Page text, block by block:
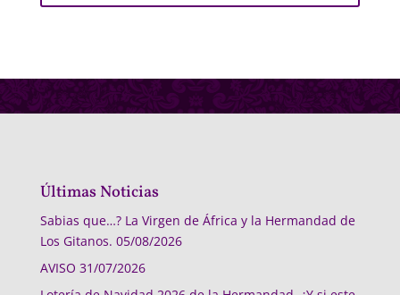
Últimas Noticias
Sabias que…? La Virgen de África y la Hermandad de
Los Gitanos. 05/08/2026
AVISO 31/07/2026